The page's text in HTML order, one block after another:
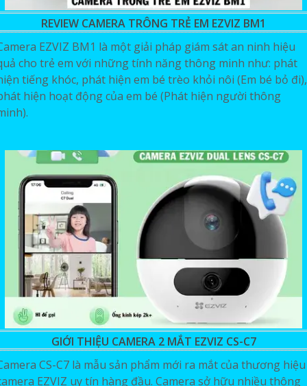
REVIEW CAMERA TRÔNG TRẺ EM EZVIZ BM1
EZVIZ BM1 là một giải pháp giám sát an ninh hiệu
cho trẻ em với những tính năng thông minh như: phát
tiếng khóc, phát hiện em bé trèo khỏi nôi (Em bé bỏ đi),
hiện hoạt động của em bé (Phát hiện người thông
GIỚI THIỆU CAMERA 2 MẮT EZVIZ CS-C7
CS-C7 là mẫu sản phẩm mới ra mắt của thương hiệu
EZVIZ uy tín hàng đầu. Camera sở hữu nhiều thông